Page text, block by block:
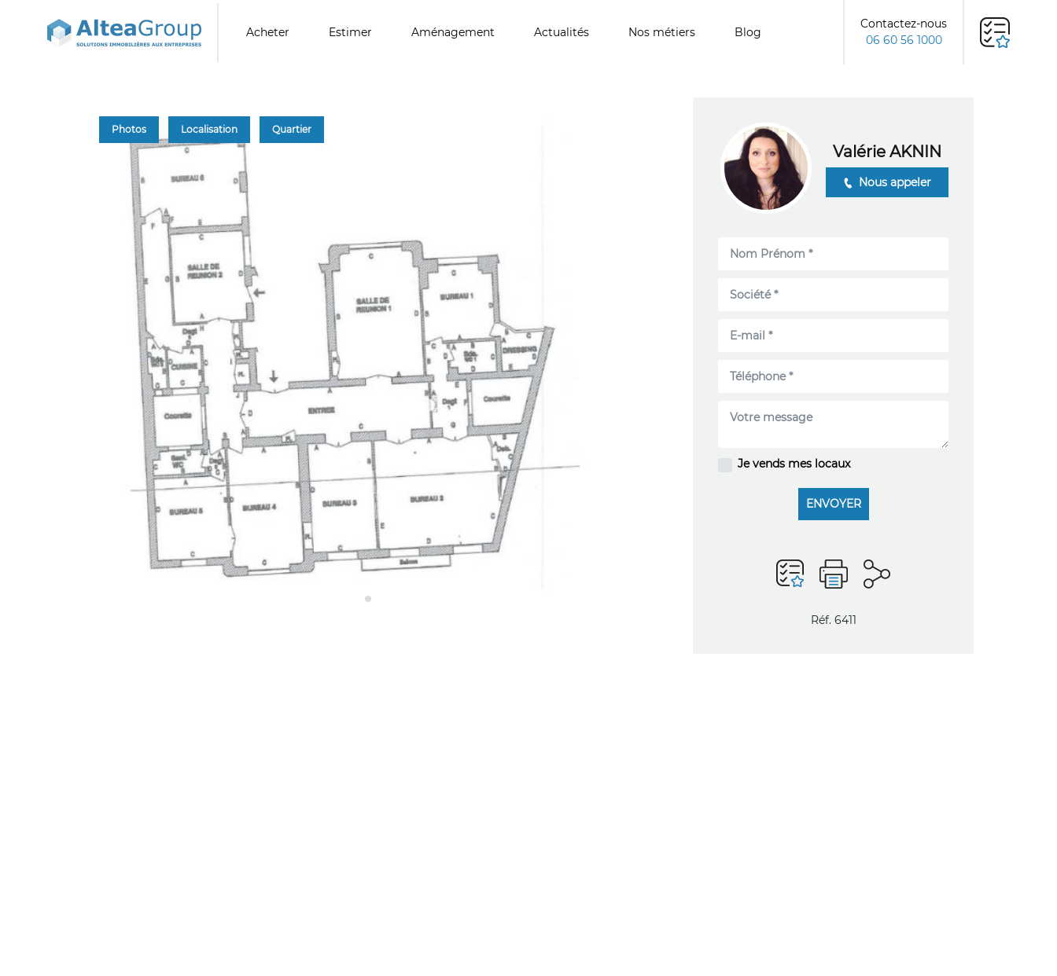
Acheter Estimer Aménagement Actualités Nos métiers Blog
Contactez-nous
06 60 56 1000
Photos Localisation Quartier
Valérie AKNIN
Nous appeler
Je vends mes locaux
ENVOYER
Réf. 6411